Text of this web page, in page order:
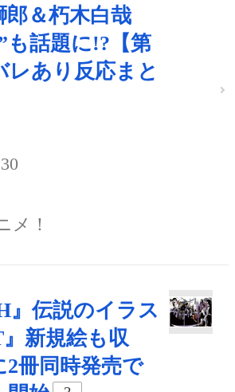
郎＆朽木白哉
も話題に!?【第
レあり反応まと
メ！
』伝説のイラス
』新規絵も収
冊同時発売で